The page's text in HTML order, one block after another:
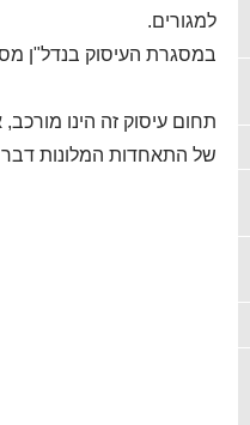
למגורים.
במסגרת העיסוק בנדל"ן
תחום עיסוק זה הינו
של התאחדות המלונות דבר